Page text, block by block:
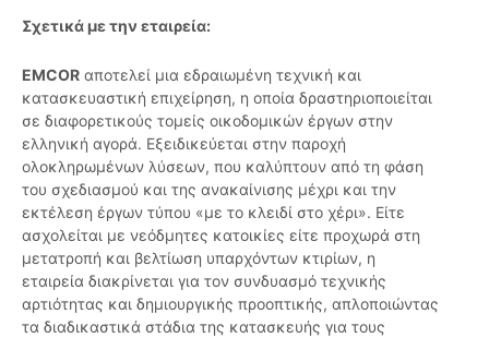
Σχετικά με την εταιρεία:
EMCOR αποτελεί μια εδραιωμένη τεχνική και
κατασκευαστική επιχείρηση, η οποία δραστηριοποιείται
σε διαφορετικούς τομείς οικοδομικών έργων στην
ελληνική αγορά. Εξειδικεύεται στην παροχή
ολοκληρωμένων λύσεων, που καλύπτουν από τη φάση
του σχεδιασμού και της ανακαίνισης μέχρι και την
εκτέλεση έργων τύπου «με το κλειδί στο χέρι». Είτε
ασχολείται με νεόδμητες κατοικίες είτε προχωρά στη
μετατροπή και βελτίωση υπαρχόντων κτιρίων, η
εταιρεία διακρίνεται για τον συνδυασμό τεχνικής
αρτιότητας και δημιουργικής προοπτικής, απλοποιώντας
τα διαδικαστικά στάδια της κατασκευής για τους